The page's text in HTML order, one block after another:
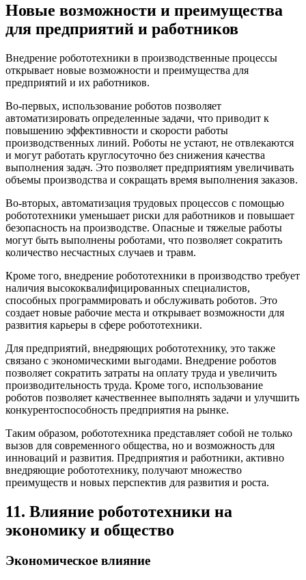
Новые возможности и преимущества
для предприятий и работников
Внедрение робототехники в производственные процессы
открывает новые возможности и преимущества для
предприятий и их работников.
Во-первых, использование роботов позволяет
автоматизировать определенные задачи, что приводит к
повышению эффективности и скорости работы
производственных линий. Роботы не устают, не отвлекаются
и могут работать круглосуточно без снижения качества
выполнения задач. Это позволяет предприятиям увеличивать
объемы производства и сокращать время выполнения заказов.
Во-вторых, автоматизация трудовых процессов с помощью
робототехники уменьшает риски для работников и повышает
безопасность на производстве. Опасные и тяжелые работы
могут быть выполнены роботами, что позволяет сократить
количество несчастных случаев и травм.
Кроме того, внедрение робототехники в производство требует
наличия высококвалифицированных специалистов,
способных программировать и обслуживать роботов. Это
создает новые рабочие места и открывает возможности для
развития карьеры в сфере робототехники.
Для предприятий, внедряющих робототехнику, это также
связано с экономическими выгодами. Внедрение роботов
позволяет сократить затраты на оплату труда и увеличить
производительность труда. Кроме того, использование
роботов позволяет качественнее выполнять задачи и улучшить
конкурентоспособность предприятия на рынке.
Таким образом, робототехника представляет собой не только
вызов для современного общества, но и возможность для
инноваций и развития. Предприятия и работники, активно
внедряющие робототехнику, получают множество
преимуществ и новых перспектив для развития и роста.
11. Влияние робототехники на
экономику и общество
Экономическое влияние